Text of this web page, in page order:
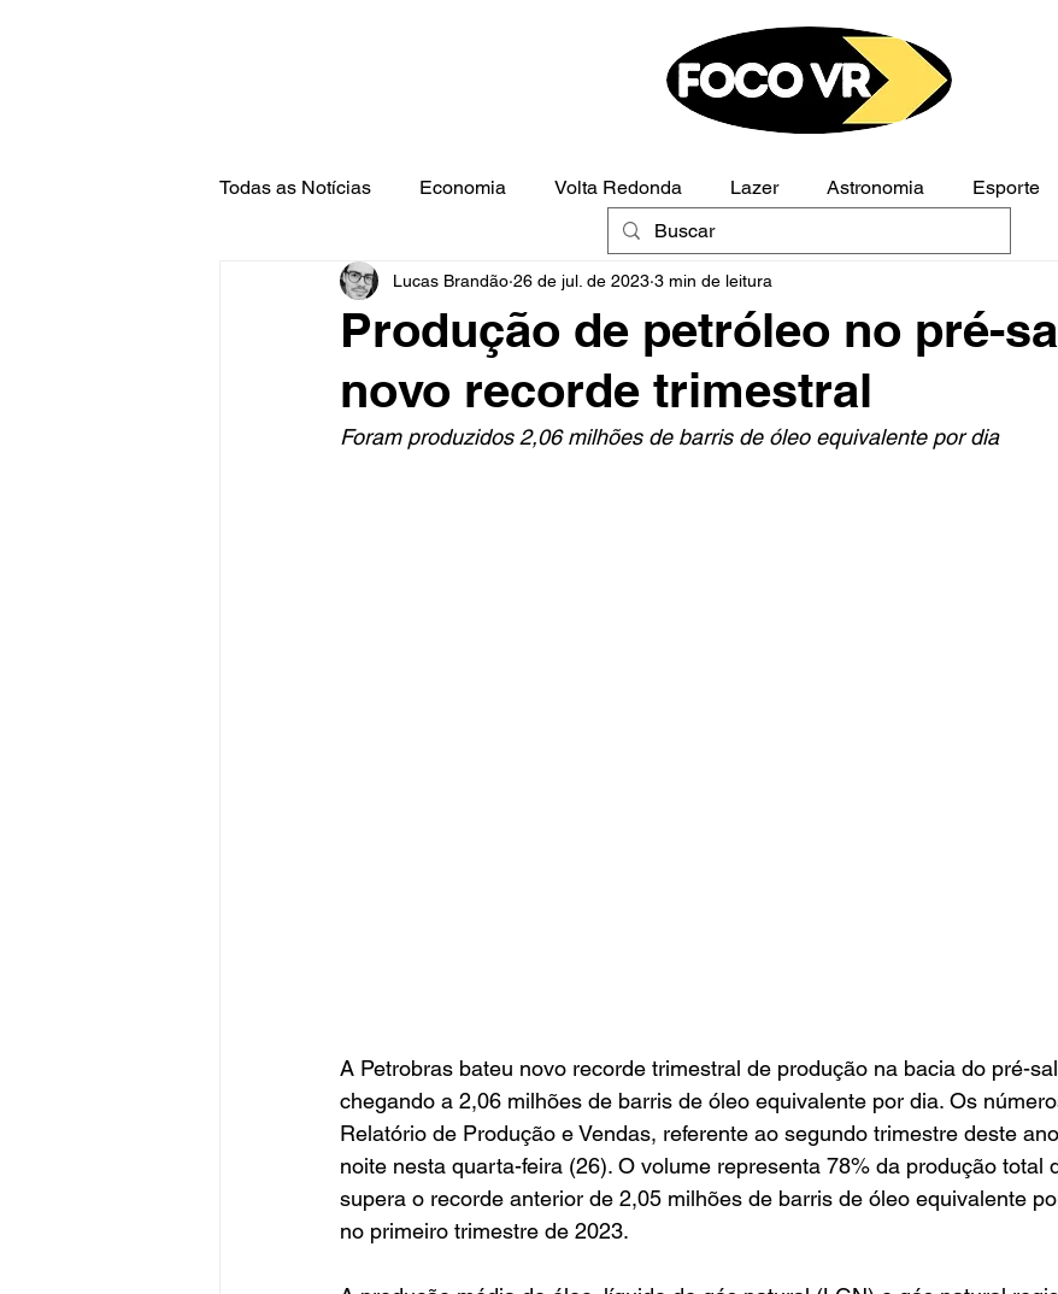
Todas as Notícias Economia Volta Redonda Lazer Astronomia Esporte
Barra Mansa Pinheiral Polícia Opinião
Produção de petróleo no pré-
novo recorde trimestral
Lucas Brandão 26 de jul. de 2023 3 min de leitura
Foram produzidos 2,06 milhões de barris de óleo equivalente por dia
A Petrobras bateu novo recorde trimestral de produção na bacia do pré-
chegando a 2,06 milhões de barris de óleo equivalente por dia. Os
Relatório de Produção e Vendas, referente ao segundo trimestre deste
noite nesta quarta-feira (26). O volume representa 78% da produção total
supera o recorde anterior de 2,05 milhões de barris de óleo equivalente
no primeiro trimestre de 2023.